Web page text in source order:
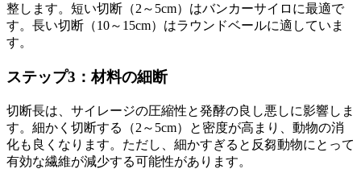
整します。短い切断（2～5cm）はバンカーサイロに最適で
す。長い切断（10～15cm）はラウンドベールに適していま
す。
ステップ3：材料の細断
切断長は、サイレージの圧縮性と発酵の良し悪しに影響しま
す。細かく切断する（2～5cm）と密度が高まり、動物の消
化も良くなります。ただし、細かすぎると反芻動物にとって
有効な繊維が減少する可能性があります。